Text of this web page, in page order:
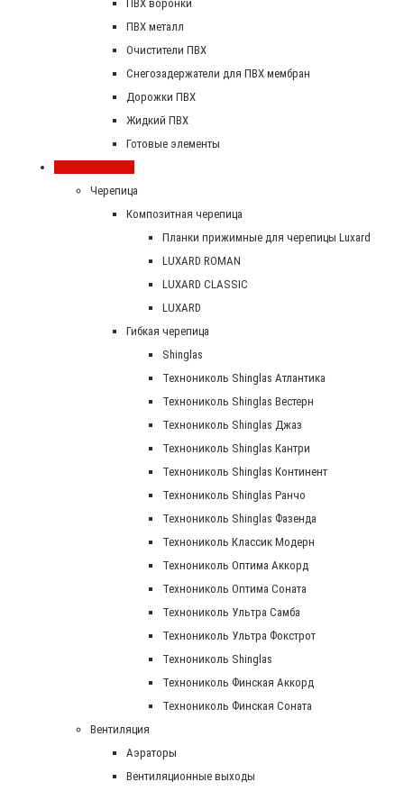
ПВХ воронки
ПВХ металл
Очистители ПВХ
Снегозадержатели для ПВХ мембран
Дорожки ПВХ
Жидкий ПВХ
Готовые элементы
Черепица
Композитная черепица
Планки прижимные для черепицы Luxard
LUXARD ROMAN
LUXARD CLASSIC
LUXARD
Гибкая черепица
Shinglas
Технониколь Shinglas Атлантика
Технониколь Shinglas Вестерн
Технониколь Shinglas Джаз
Технониколь Shinglas Кантри
Технониколь Shinglas Континент
Технониколь Shinglas Ранчо
Технониколь Shinglas Фазенда
Технониколь Классик Модерн
Технониколь Оптима Аккорд
Технониколь Оптима Соната
Технониколь Ультра Самба
Технониколь Ультра Фокстрот
Технониколь Shinglas
Технониколь Финская Аккорд
Технониколь Финская Соната
Вентиляция
Аэраторы
Вентиляционные выходы